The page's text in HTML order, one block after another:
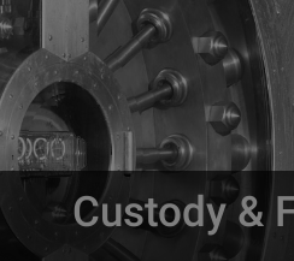
Custody &